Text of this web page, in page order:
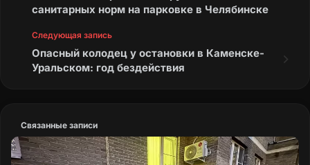
санитарных норм на парковке в Челябинске
Следующая запись
Опасный колодец у остановки в Каменске-
Уральском: год бездействия
Связанные записи